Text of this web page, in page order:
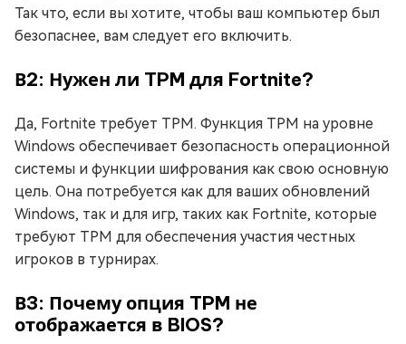
Так что, если вы хотите, чтобы ваш компьютер был
безопаснее, вам следует его включить.
В2: Нужен ли TPM для Fortnite?
Да, Fortnite требует TPM. Функция TPM на уровне
Windows обеспечивает безопасность операционной
системы и функции шифрования как свою основную
цель. Она потребуется как для ваших обновлений
Windows, так и для игр, таких как Fortnite, которые
требуют TPM для обеспечения участия честных
игроков в турнирах.
В3: Почему опция TPM не
отображается в BIOS?